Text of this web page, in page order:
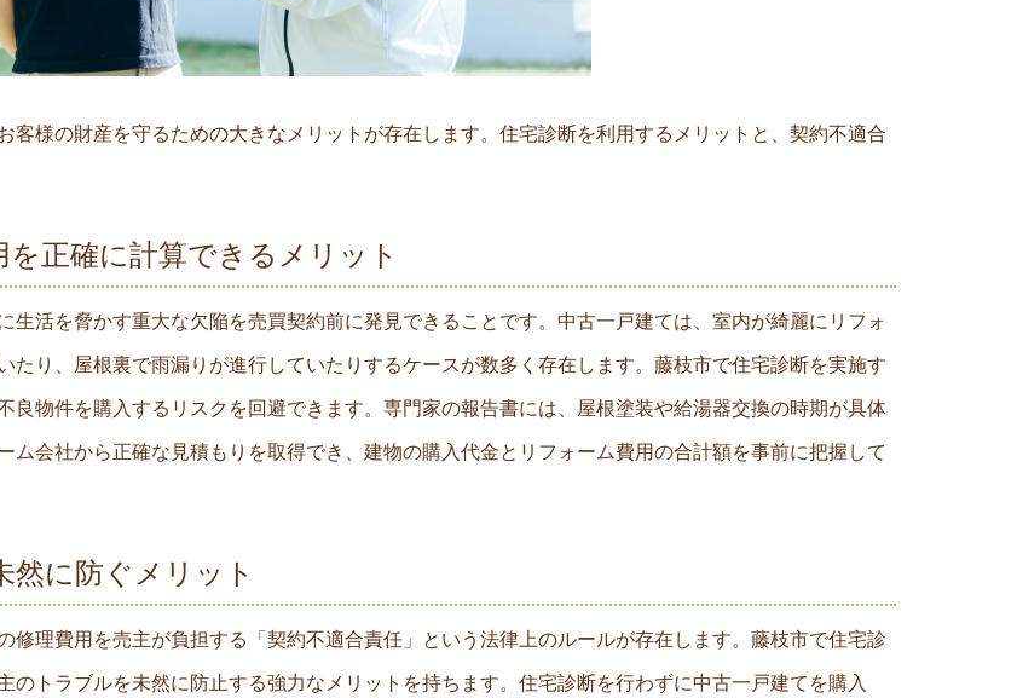
様の財産を守るための大きなメリットが存在します。住宅診断を利用するメリットと、契約不適合
正確に計算できるメリット
活を脅かす重大な欠陥を売買契約前に発見できることです。中古一戸建ては、室内が綺麗にリフォ
たり、屋根裏で雨漏りが進行していたりするケースが数多く存在します。藤枝市で住宅診断を実施す
良物件を購入するリスクを回避できます。専門家の報告書には、屋根塗装や給湯器交換の時期が具体
ム会社から正確な見積もりを取得でき、建物の購入代金とリフォーム費用の合計額を事前に把握して
然に防ぐメリット
理費用を売主が負担する「契約不適合責任」という法律上のルールが存在します。藤枝市で住宅診
のトラブルを未然に防止する強力なメリットを持ちます。住宅診断を行わずに中古一戸建てを購入